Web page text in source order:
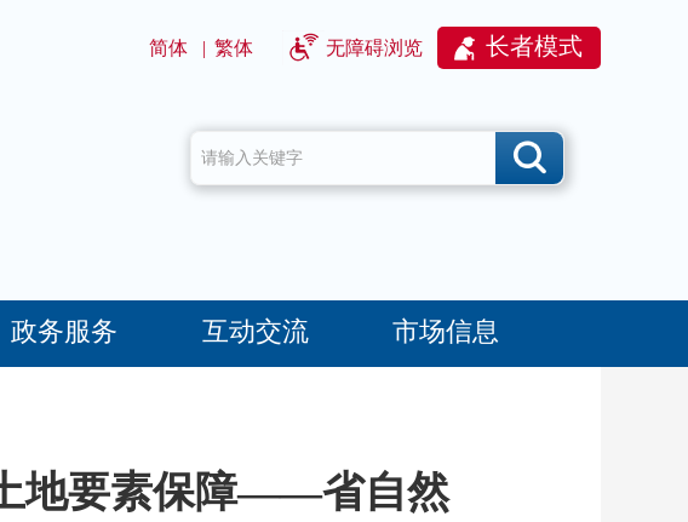
简体 | 繁体 无障碍浏览 长者模式
政务服务 互动交流 市场信息
地要素保障——省自然